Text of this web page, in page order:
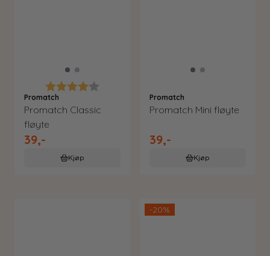
Karakter:
Promatch
Promatch Classic
fløyte
39,-
Kjøp
Promatch
Promatch Mini fløyte
39,-
Kjøp
-20%